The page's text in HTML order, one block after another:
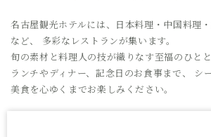
名古屋観光ホテルには、日本料理・中国料理
など、
多彩なレストランが集います。
旬の素材と料理人の技が織りなす至福のひとと
ランチやディナー、記念日のお食事まで、
シ
美食を心ゆくまでお楽しみください。